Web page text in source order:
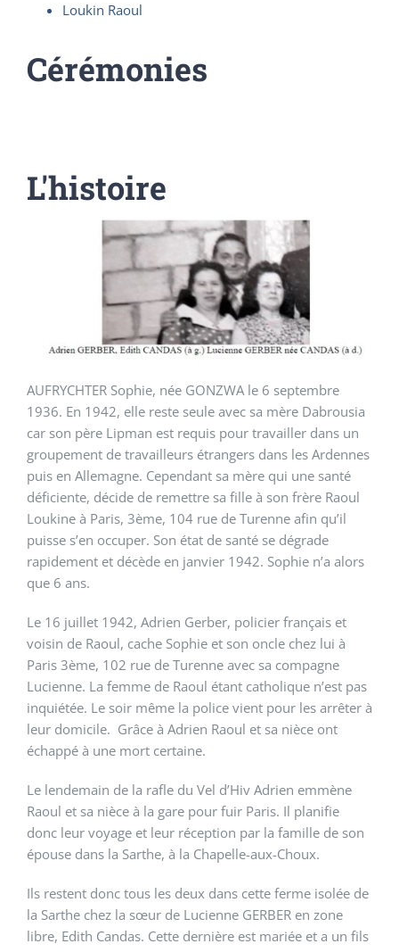
Loukin Raoul
Cérémonies
L'histoire
AUFRYCHTER Sophie, née GONZWA le 6 septembre
1936. En 1942, elle reste seule avec sa mère Dabrousia
car son père Lipman est requis pour travailler dans un
groupement de travailleurs étrangers dans les Ardennes
puis en Allemagne. Cependant sa mère qui une santé
déficiente, décide de remettre sa fille à son frère Raoul
Loukine à Paris, 3ème, 104 rue de Turenne afin qu’il
puisse s’en occuper. Son état de santé se dégrade
rapidement et décède en janvier 1942. Sophie n’a alors
que 6 ans.
Le 16 juillet 1942, Adrien Gerber, policier français et
voisin de Raoul, cache Sophie et son oncle chez lui à
Paris 3ème, 102 rue de Turenne avec sa compagne
Lucienne. La femme de Raoul étant catholique n’est pas
inquiétée. Le soir même la police vient pour les arrêter à
leur domicile. Grâce à Adrien Raoul et sa nièce ont
échappé à une mort certaine.
Le lendemain de la rafle du Vel d’Hiv Adrien emmène
Raoul et sa nièce à la gare pour fuir Paris. Il planifie
donc leur voyage et leur réception par la famille de son
épouse dans la Sarthe, à la Chapelle-aux-Choux.
Ils restent donc tous les deux dans cette ferme isolée de
la Sarthe chez la sœur de Lucienne GERBER en zone
libre, Edith Candas. Cette dernière est mariée et a un fils